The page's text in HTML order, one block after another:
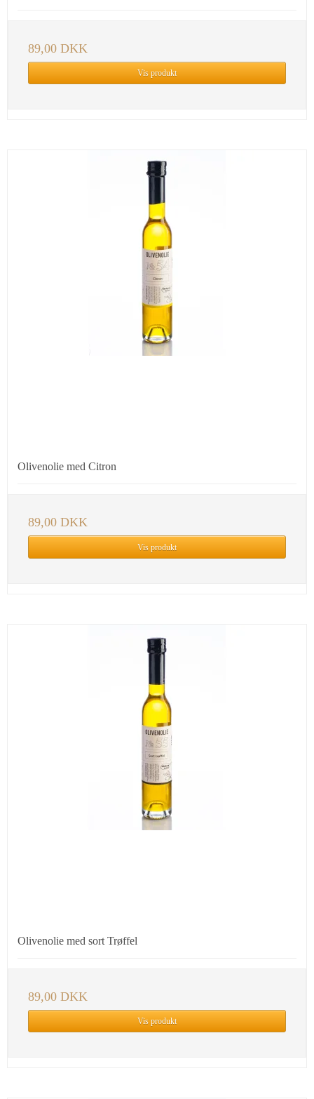
89,00 DKK
Vis produkt
Olivenolie med Citron
89,00 DKK
Vis produkt
Olivenolie med sort Trøffel
89,00 DKK
Vis produkt